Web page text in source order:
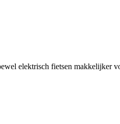
elektrisch fietsen makkelijker